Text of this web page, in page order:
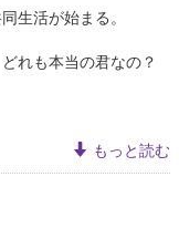
生活が始まる。
れも本当の君なの？
もっと読む